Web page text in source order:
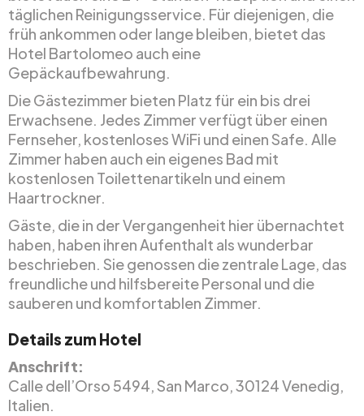
täglichen Reinigungsservice. Für diejenigen, die
früh ankommen oder lange bleiben, bietet das
Hotel Bartolomeo auch eine
Gepäckaufbewahrung.
Die Gästezimmer bieten Platz für ein bis drei
Erwachsene. Jedes Zimmer verfügt über einen
Fernseher, kostenloses WiFi und einen Safe. Alle
Zimmer haben auch ein eigenes Bad mit
kostenlosen Toilettenartikeln und einem
Haartrockner.
Gäste, die in der Vergangenheit hier übernachtet
haben, haben ihren Aufenthalt als wunderbar
beschrieben. Sie genossen die zentrale Lage, das
freundliche und hilfsbereite Personal und die
sauberen und komfortablen Zimmer.
Details zum Hotel
Anschrift:
Calle dell’Orso 5494, San Marco, 30124 Venedig,
Italien.